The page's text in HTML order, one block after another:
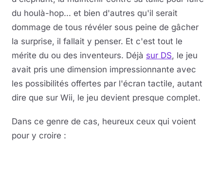
du houlà-hop... et bien d'autres qu'il serait
dommage de tous révéler sous peine de gâcher
la surprise, il fallait y penser. Et c'est tout le
mérite du ou des inventeurs. Déjà sur DS, le jeu
avait pris une dimension impressionnante avec
les possibilités offertes par l'écran tactile, autant
dire que sur Wii, le jeu devient presque complet.
Dans ce genre de cas, heureux ceux qui voient
pour y croire :